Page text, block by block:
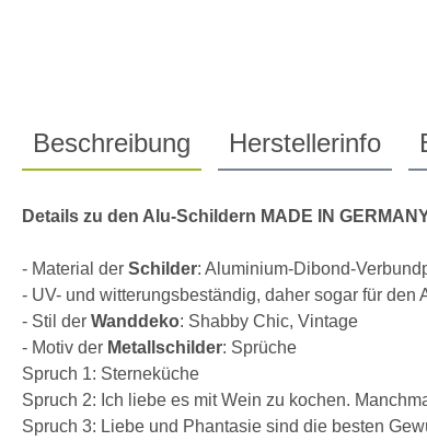
Beschreibung Herstellerinfo
Details zu den Alu-Schildern MADE IN
- Material der Schilder: Aluminium-Dibond-
- UV- und witterungsbeständig, daher sogar für den
- Stil der Wanddeko: Shabby Chic, Vintage
- Motiv der Metallschilder: Sprüche
Spruch 1: Sterneküche
Spruch 2: Ich liebe es mit Wein zu kochen.
Spruch 3: Liebe und Phantasie sind die besten